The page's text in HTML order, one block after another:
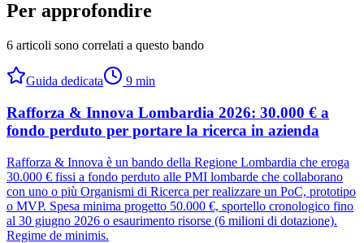
Per approfondire
6 articoli sono correlati a questo bando
Guida dedicata 9 min
Rafforza & Innova Lombardia 2026: 30.000 € a
fondo perduto per portare la ricerca in azienda
Rafforza & Innova è un bando della Regione Lombardia che eroga
30.000 € fissi a fondo perduto alle PMI lombarde che collaborano
con uno o più Organismi di Ricerca per realizzare un PoC, prototipo
o MVP. Spesa minima progetto 50.000 €, sportello cronologico fino
al 30 giugno 2026 o esaurimento risorse (6 milioni di dotazione).
Regime de minimis.